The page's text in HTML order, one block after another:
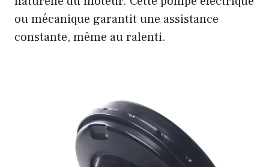
ou mécanique garantit une assistance
constante, même au ralenti.